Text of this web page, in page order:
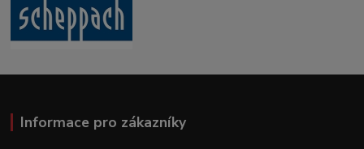
Informace pro zákazníky